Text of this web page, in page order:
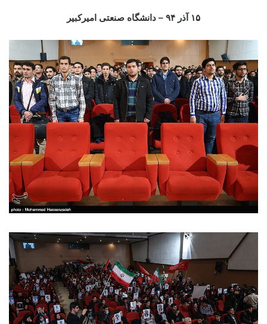
۱۵ آذر ۹۴ – دانشگاه صنعتی امیرکبیر